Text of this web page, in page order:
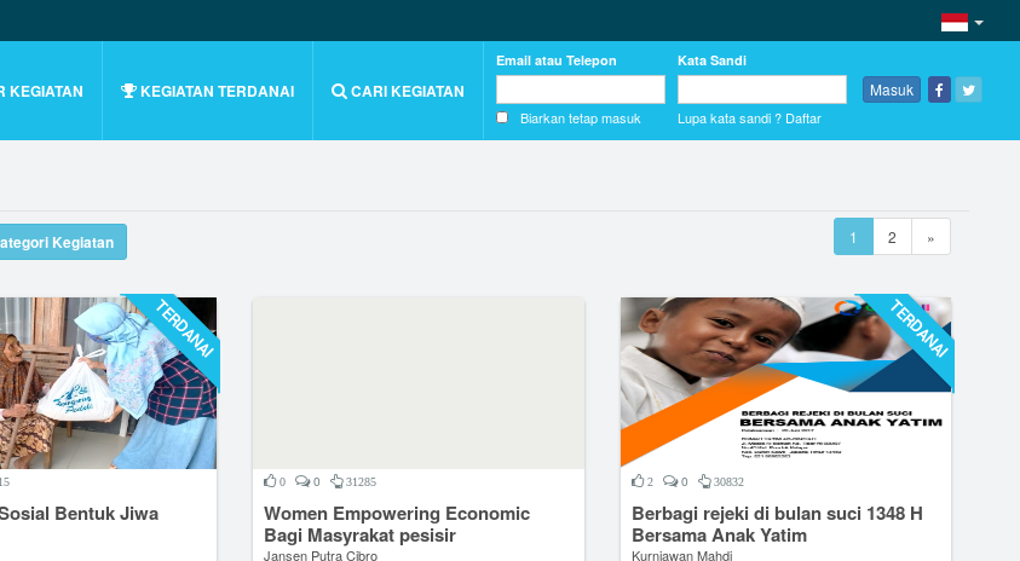
KEGIATAN KEGIATAN TERDANAI CARI KEGIATAN
Email atau Telepon
Biarkan tetap masuk
Kata Sandi
Masuk
Lupa kata sandi ? Daftar
Kegiatan 1 2 »
TERDANAI
Bentuk Jiwa
0 0 31285
Women Empowering Economic
Bagi Masyrakat pesisir
Jansen Putra Cibro
TERDANAI
2 0 30832
Berbagi rejeki di bulan suci 1348 H
Bersama Anak Yatim
Kurniawan Mahdi